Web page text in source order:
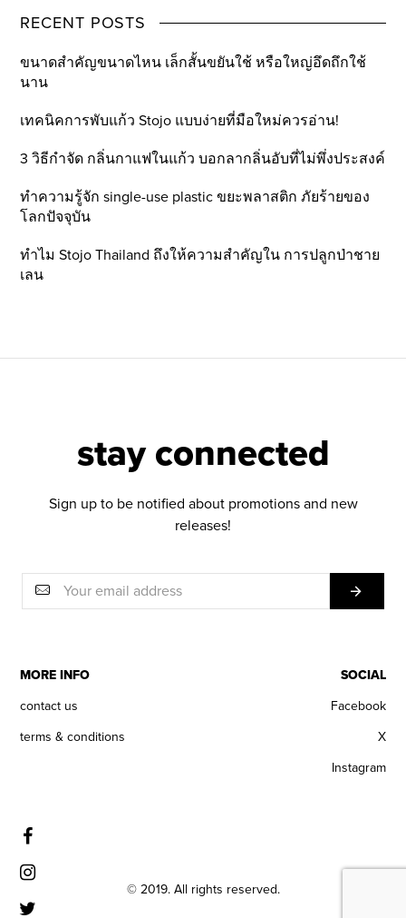
RECENT POSTS
ขนาดสำคัญขนาดไหน เล็กสั้นขยันใช้ หรือใหญ่อึดถึกใช้
นาน
เทคนิคการพับแก้ว Stojo แบบง่ายที่มือใหม่ควรอ่าน!
3 วิธีกำจัด กลิ่นกาแฟในแก้ว บอกลากลิ่นอับที่ไม่พึ่งประสงค์
ทำความรู้จัก single-use plastic ขยะพลาสติก ภัยร้ายของ
โลกปัจจุบัน
ทำไม Stojo Thailand ถึงให้ความสำคัญใน การปลูกป่าชาย
เลน
stay connected
Sign up to be notified about promotions and new
releases!
MORE INFO
contact us
terms & conditions
SOCIAL
Facebook
X
Instagram
© 2019. All rights reserved.